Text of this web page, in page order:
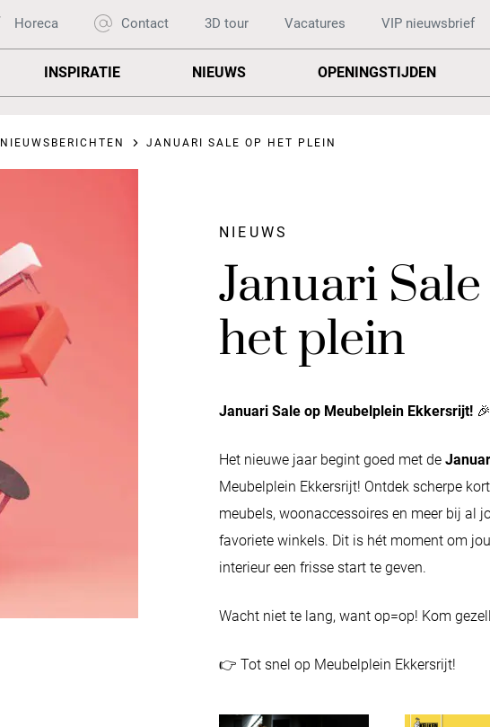
Horeca Contact 3D tour Vacatures VIP nieuwsbrief
INSPIRATIE NIEUWS OPENINGSTIJDEN
NIEUWSBERICHTEN JANUARI SALE OP HET PLEIN
NIEUWS
Januari
het plein
Januari Sale op Meubelplein Ekkersrijt! 🎉
Het nieuwe jaar begint goed met de
Meubelplein Ekkersrijt! Ontdek scherpe
meubels, woonaccessoires en meer bij al
favoriete winkels. Dit is hét moment om
interieur een frisse start te geven.
Wacht niet te lang, want op=op! Kom
👉 Tot snel op Meubelplein Ekkersrijt!